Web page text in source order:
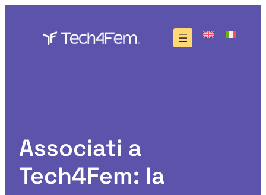
contenuto
Associati a
Tech4Fem: la